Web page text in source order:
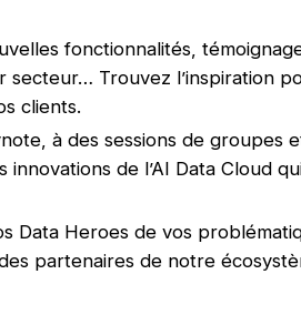
fonctionnalités,
secteur… Trouvez l’inspiration
clients.
à des sessions de groupes
de l’AI Data Cloud
Data Heroes de vos
partenaires de notre